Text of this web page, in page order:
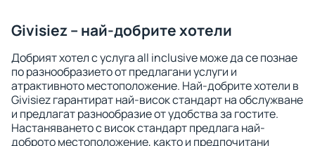
Givisiez – най-добрите хотели
Добрият хотел с услуга all inclusive може да се познае
по разнообразието от предлагани услуги и
атрактивното местоположение. Най-добрите хотели в
Givisiez гарантират най-висок стандарт на обслужване
и предлагат разнообразие от удобства за гостите.
Настаняването с висок стандарт предлага най-
доброто местоположение, както и предпочитани